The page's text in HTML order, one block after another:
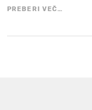
PREBERI VEČ…